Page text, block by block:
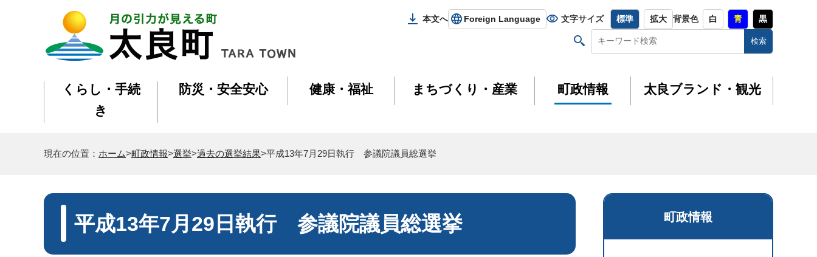
本文へ Foreign Language 文字サイズ 標準 拡大 背景色 白 青 黒
くらし・手続
き
防災・安全安心 健康・福祉 まちづくり・産業 町政情報 太良ブランド・観光
現在の位置： ホーム>町政情報>選挙>過去の選挙結果>平成13年7月29日執行 参議院議員総選挙
町政情報
平成13年7月29日執行 参議院議員総選挙